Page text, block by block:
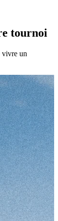
tournoi
vivre un